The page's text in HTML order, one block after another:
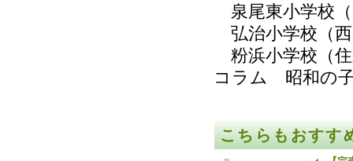
泉尾東小学校
弘治小学校（
粉浜小学校（
コラム 昭和の
こちらもおすす